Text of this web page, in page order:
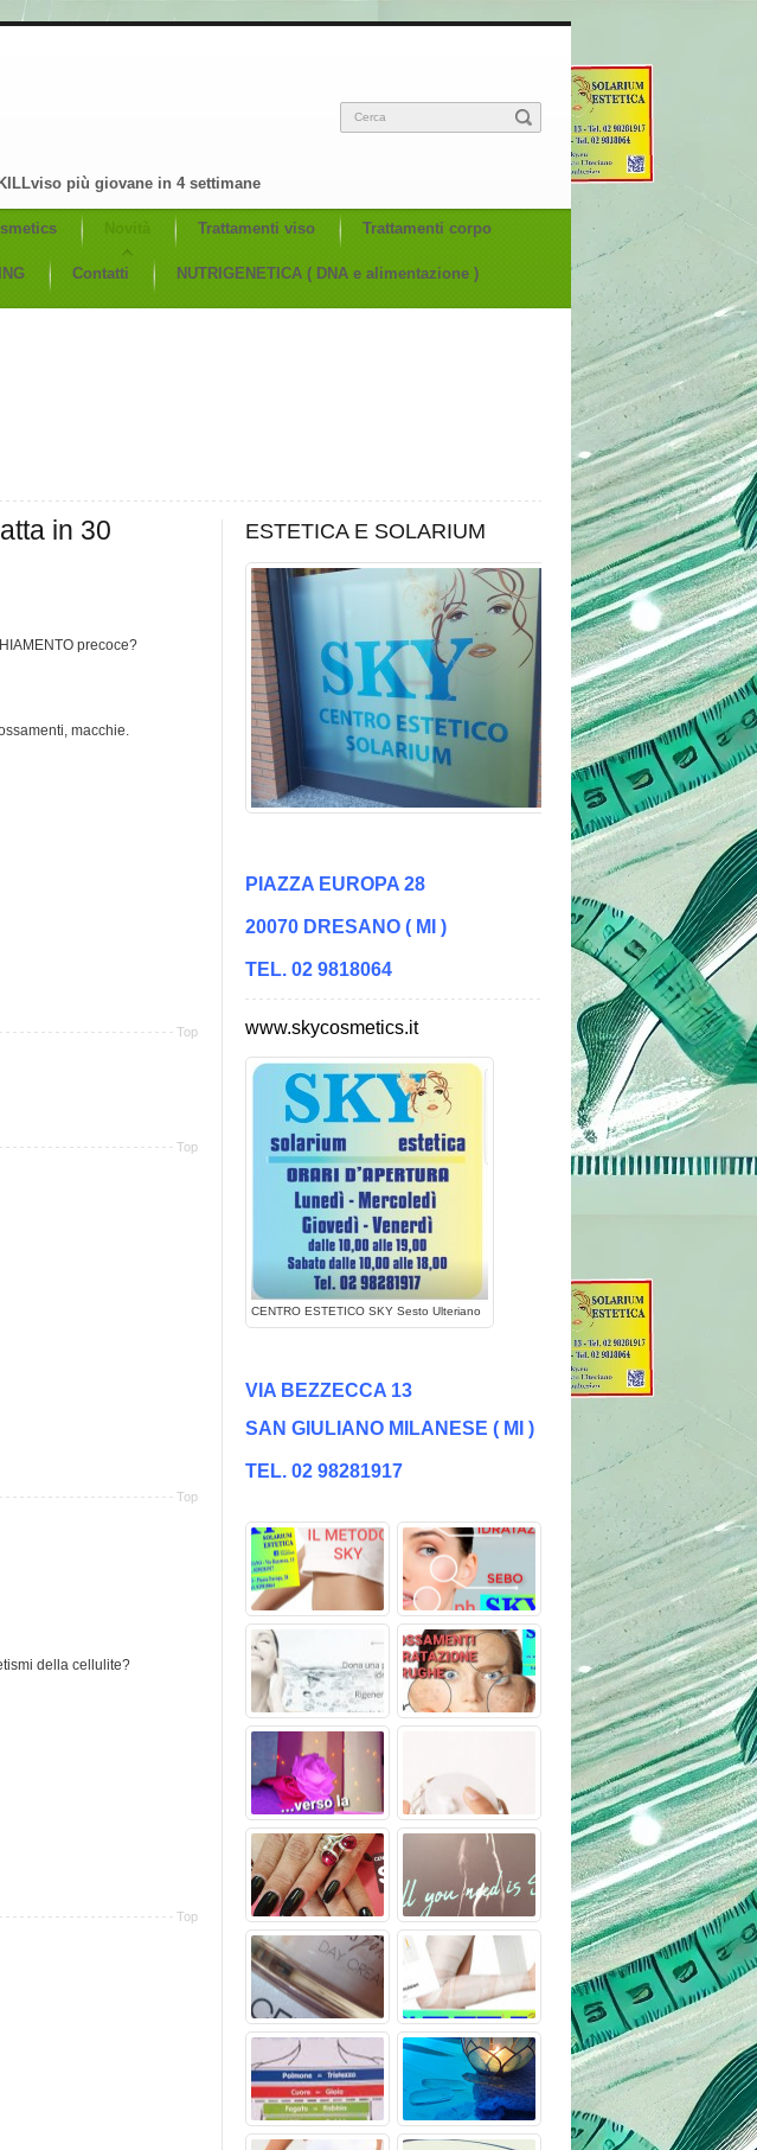
Cerca
più giovane in 4 settimane
Trattamenti viso Trattamenti corpo
Contatti NUTRIGENETICA ( DNA e alimentazione )
in 30
precoce?
macchie.
Top
Top
Top
della cellulite?
Top
ESTETICA E SOLARIUM
PIAZZA EUROPA 28
20070 DRESANO ( MI )
TEL. 02 9818064
www.skycosmetics.it
CENTRO ESTETICO SKY Sesto Ulteriano
VIA BEZZECCA 13
SAN GIULIANO MILANESE ( MI )
TEL. 02 98281917